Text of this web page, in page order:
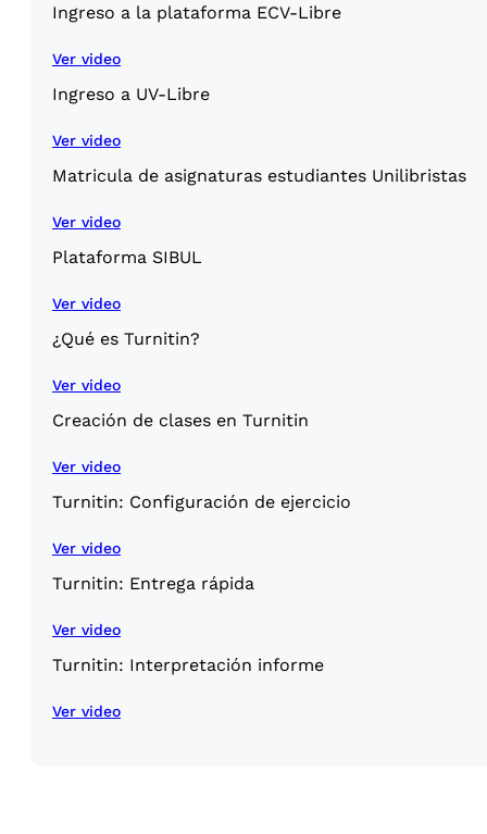
Ingreso a la plataforma ECV-Libre
Ver video
Ingreso a UV-Libre
Ver video
Matricula de asignaturas estudiantes Unilibristas
Ver video
Plataforma SIBUL
Ver video
¿Qué es Turnitin?
Ver video
Creación de clases en Turnitin
Ver video
Turnitin: Configuración de ejercicio
Ver video
Turnitin: Entrega rápida
Ver video
Turnitin: Interpretación informe
Ver video